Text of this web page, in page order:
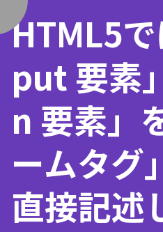
HTML5
put 要素
n 要素」
ームタグ
直接記述